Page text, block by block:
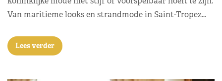
Van maritieme looks en strandmode in Saint-Tropez…
Lees verder